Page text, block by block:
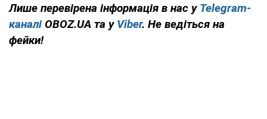
Лише перевірена інформація в нас у Telegram-
каналі OBOZ.UA та у Viber. Не ведіться на
фейки!